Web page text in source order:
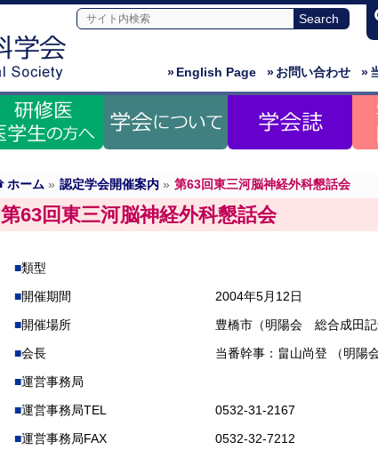
»
»お問い合わせ
»English Page
ホーム » 認定学会開催案内 » 第63回東三河脳神経外科懇話会
第63回東三河脳神経外科懇話会
類型
開催期間
2004年5月12日
開催場所
豊橋市（明陽会 総合成田
会長
当番幹事：畠山尚登 （明
運営事務局
運営事務局TEL
0532-31-2167
運営事務局FAX
0532-32-7212